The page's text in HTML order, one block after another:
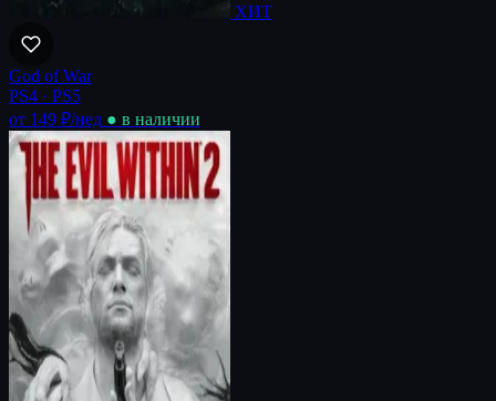
ХИТ
God of War
PS4 · PS5
от 149 ₽/нед ● в наличии